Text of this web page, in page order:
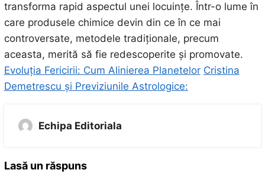
transforma rapid aspectul unei locuințe. Într-o lume în
care produsele chimice devin din ce în ce mai
controversate, metodele tradiționale, precum
aceasta, merită să fie redescoperite și promovate.
Evoluția Fericirii: Cum Alinierea Planetelor Cristina
Demetrescu și Previziunile Astrologice:
Echipa Editoriala
Lasă un răspuns